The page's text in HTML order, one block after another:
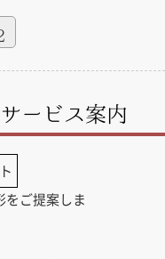
ービス案内
をご提案しま